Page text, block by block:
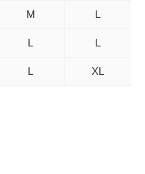
M L
L L
L XL